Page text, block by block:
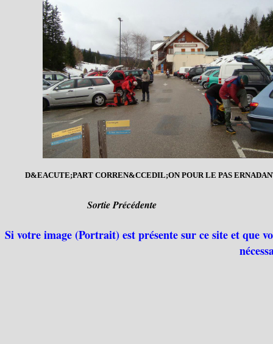
D&EACUTE;PART CORREN&CCEDIL;ON POUR LE PAS
Sortie Précédente
Si votre image (Portrait) est présente sur ce site et que